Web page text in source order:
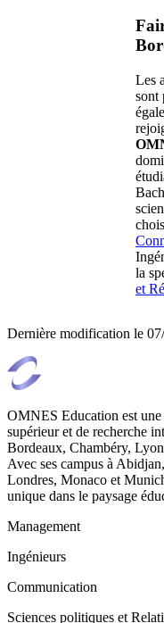
Les
sont
la
et
Dernière modification le
OMNES Education est
supérieur et de recherche
Bordeaux, Chambéry,
Avec ses campus à
Londres, Monaco et
unique dans le paysage
Management
Ingénieurs
Communication
Sciences politiques et